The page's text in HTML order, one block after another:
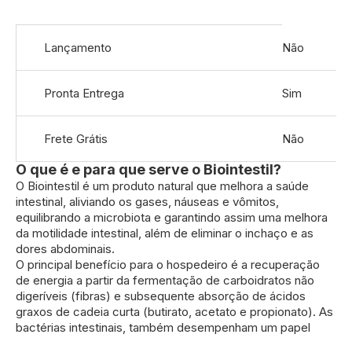
O que é e para que serve o Biointestil?
O Biointestil é um produto natural que melhora a saúde
intestinal, aliviando os gases, náuseas e vômitos,
equilibrando a microbiota e garantindo assim uma melhora
da motilidade intestinal, além de eliminar o inchaço e as
dores abdominais.
O principal benefício para o hospedeiro é a recuperação
de energia a partir da fermentação de carboidratos não
digeríveis (fibras) e subsequente absorção de ácidos
graxos de cadeia curta (butirato, acetato e propionato). As
bactérias intestinais, também desempenham um papel
informações
Lançamento Não
Pronta Entrega Sim
Frete Grátis Não